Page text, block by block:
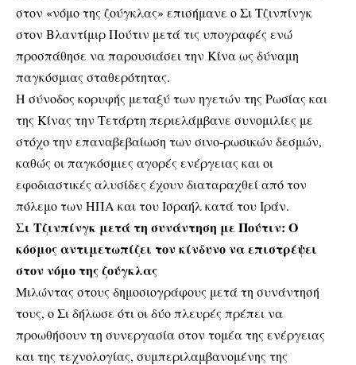
στον «νόμο της ζούγκλας» επισήμανε ο Σι Τζινπίνγκ
στον Βλαντίμιρ Πούτιν μετά τις υπογραφές ενώ
προσπάθησε να παρουσιάσει την Κίνα ως δύναμη
παγκόσμιας σταθερότητας.
Η σύνοδος κορυφής μεταξύ των ηγετών της Ρωσίας και
της Κίνας την Τετάρτη περιελάμβανε συνομιλίες με
στόχο την επαναβεβαίωση των σινο-ρωσικών δεσμών,
καθώς οι παγκόσμιες αγορές ενέργειας και οι
εφοδιαστικές αλυσίδες έχουν διαταραχθεί από τον
πόλεμο των ΗΠΑ και του Ισραήλ κατά του Ιράν.
Σι Τζινπίνγκ μετά τη συνάντηση με Πούτιν: Ο
κόσμος αντιμετωπίζει τον κίνδυνο να επιστρέψει
στον νόμο της ζούγκλας
Μιλώντας στους δημοσιογράφους μετά τη συνάντησή
τους, ο Σι δήλωσε ότι οι δύο πλευρές πρέπει να
προωθήσουν τη συνεργασία στον τομέα της ενέργειας
και της τεχνολογίας, συμπεριλαμβανομένης της